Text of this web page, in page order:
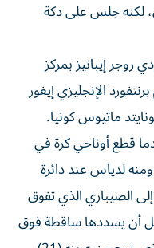
لكنه جلس على دكة
روجر إيبانيز بمركز
الإنجليزي إيغور
ماتيوس كونيا.
قطع أوناحي كرة في
لدياس عند دائرة
الصيباري الذي تفوق
أن يسددها ساقطة فوق